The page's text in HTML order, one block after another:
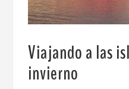
Viajando a las
invierno